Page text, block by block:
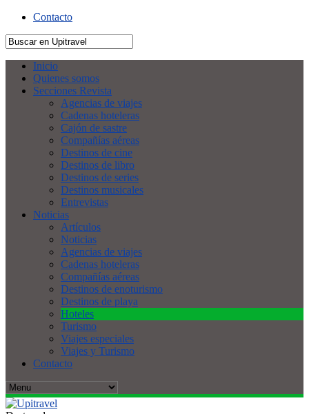
Contacto
Inicio
Quienes somos
Secciones Revista
Agencias de viajes
Cadenas hoteleras
Cajón de sastre
Compañías aéreas
Destinos de cine
Destinos de libro
Destinos de series
Destinos musicales
Entrevistas
Noticias
Artículos
Noticias
Agencias de viajes
Cadenas hoteleras
Compañías aéreas
Destinos de enoturismo
Destinos de playa
Hoteles
Turismo
Viajes especiales
Viajes y Turismo
Contacto